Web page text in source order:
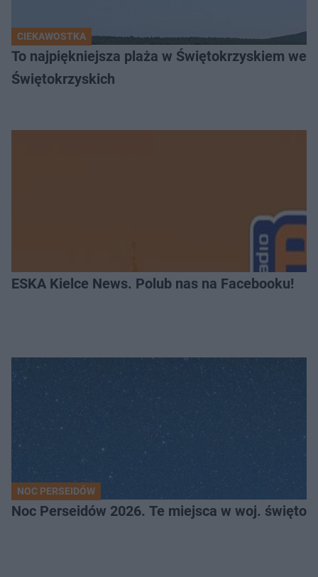
CIEKAWOSTKA
To najpiękniejsza plaża w Świętokrzyskiem
Świętokrzyskich
ESKA Kielce News. Polub nas na Facebooku!
NOC PERSEIDÓW
Noc Perseidów 2026. Te miejsca w woj.